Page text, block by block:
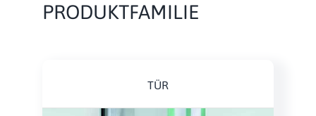
PRODUKTFAMILIE
TÜR